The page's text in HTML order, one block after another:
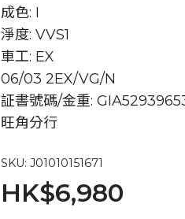
成色: I
淨度: VVS1
車工: EX
06/03 2EX/VG/N
証書號碼/金重:
旺角分行
SKU: J01010151671
HK$6,980